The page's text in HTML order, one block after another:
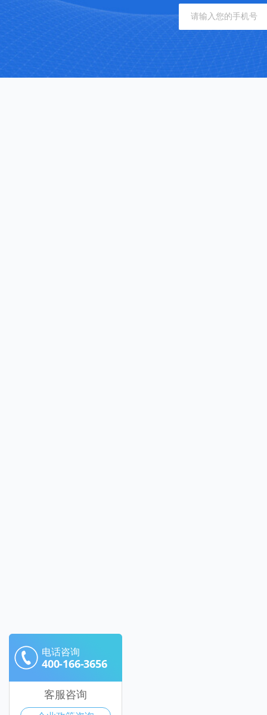
电话咨询
400-166-3656
客服咨询